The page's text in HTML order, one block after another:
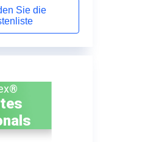
Sie die